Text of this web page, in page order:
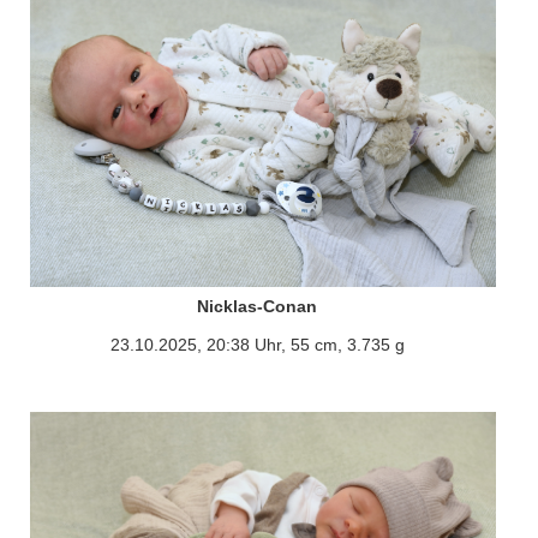
Nicklas-Conan
23.10.2025, 20:38 Uhr, 55 cm, 3.735 g